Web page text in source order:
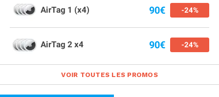
AirTag 1 (x4) 90€ -24%
AirTag 2 x4 90€ -24%
VOIR TOUTES LES PROMOS